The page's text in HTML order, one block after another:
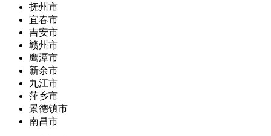
抚州市
宜春市
吉安市
赣州市
鹰潭市
新余市
九江市
萍乡市
景德镇市
南昌市